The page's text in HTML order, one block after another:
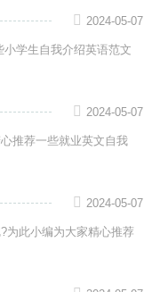
学生自我介绍英语范文
2024-05-07
推荐一些就业英文自我
2024-05-07
为此小编为大家精心推荐
2024-05-07